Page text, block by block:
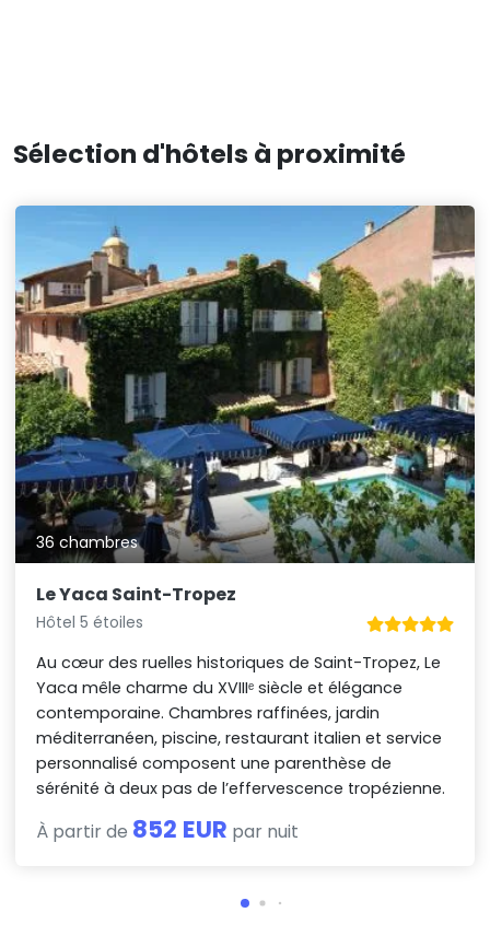
Sélection d'hôtels à proximité
36 chambres
Le Yaca Saint-Tropez
Hôtel 5 étoiles
Au cœur des ruelles historiques de Saint-Tropez, Le
Yaca mêle charme du XVIIIᵉ siècle et élégance
contemporaine. Chambres raffinées, jardin
méditerranéen, piscine, restaurant italien et service
personnalisé composent une parenthèse de
sérénité à deux pas de l’effervescence tropézienne.
À partir de 852 EUR par nuit